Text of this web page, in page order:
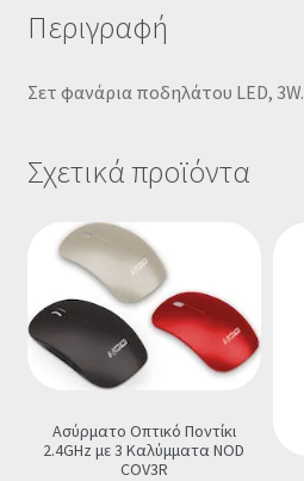
Περιγραφή
Σετ φανάρια ποδηλάτου LED, 3W.
Σχετικά προϊόντα
Ασύρματο Οπτικό Ποντίκι
2.4GHz με 3 Καλύμματα NOD
COV3R